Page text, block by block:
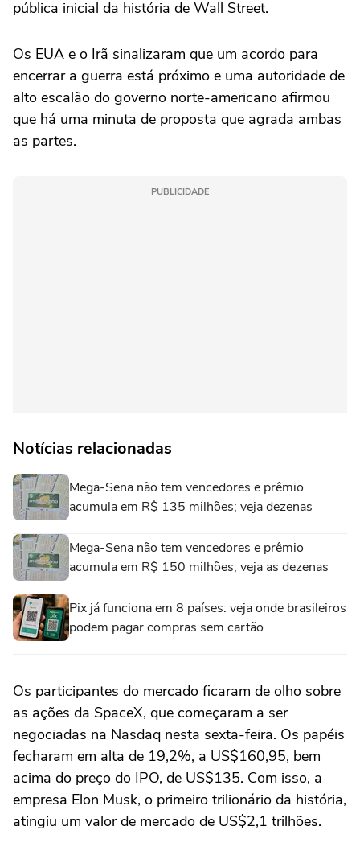
pública inicial da história de Wall Street.
Os ⁠EUA e o Irã sinalizaram que um acordo para
encerrar a guerra ‌está próximo e uma autoridade de
alto escalão do governo norte-americano afirmou
que há uma minuta de proposta que agrada ambas
as partes.
PUBLICIDADE
Notícias relacionadas
Mega-Sena não tem vencedores e prêmio
acumula em R$ 135 milhões; veja dezenas
Mega-Sena não tem vencedores e prêmio
acumula em R$ 150 milhões; veja as dezenas
Pix já funciona em 8 países: veja onde brasileiros
podem pagar compras sem cartão
Os ‌participantes do mercado ficaram de olho sobre
‌as ações da SpaceX, que começaram a ser
negociadas na ⁠Nasdaq nesta sexta-feira. Os papéis
fecharam em alta de 19,2%, a US$160,95, bem
acima do preço do IPO, de US$135. Com isso, a
empresa Elon Musk, o primeiro trilionário da história,
atingiu um valor de mercado de US$2,1 trilhões.